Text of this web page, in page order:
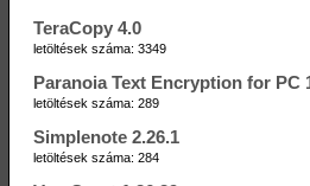
TeraCopy 4.0
letöltések száma: 3349
Paranoia Text Encryption for PC
letöltések száma: 289
Simplenote 2.26.1
letöltések száma: 284